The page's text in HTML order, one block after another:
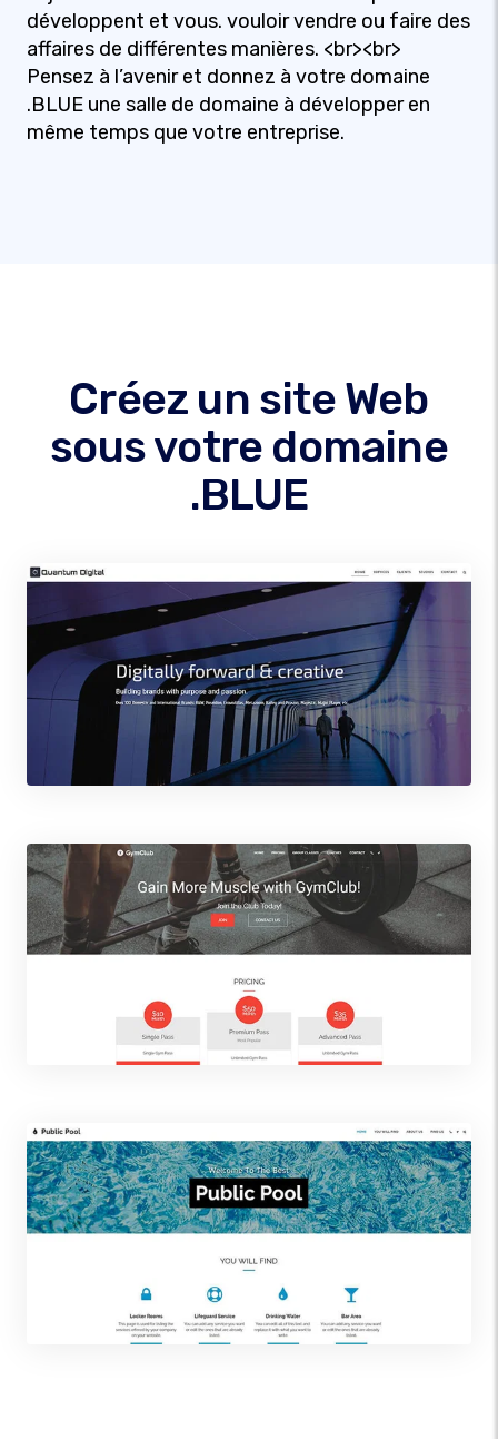
développent et vous. vouloir vendre ou faire des
affaires de différentes manières. <br><br>
Pensez à l’avenir et donnez à votre domaine
.BLUE une salle de domaine à développer en
même temps que votre entreprise.
Créez un site Web
sous votre domaine
.BLUE